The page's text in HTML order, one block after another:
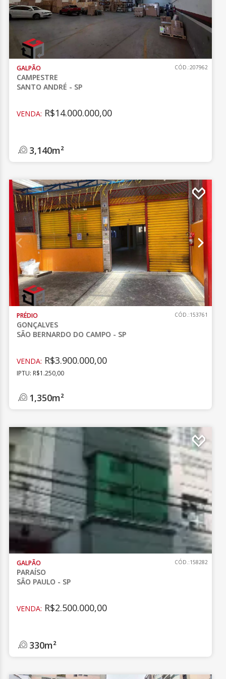
GALPÃO
CAMPESTRE
SANTO ANDRÉ - SP
CÓD.:207962
VENDA: R$14.000.000,00
3,140m²
PRÉDIO
GONÇALVES
SÃO BERNARDO DO CAMPO - SP
CÓD.:153761
VENDA: R$3.900.000,00
IPTU: R$1.250,00
1,350m²
GALPÃO
PARAÍSO
SÃO PAULO - SP
CÓD.:158282
VENDA: R$2.500.000,00
330m²